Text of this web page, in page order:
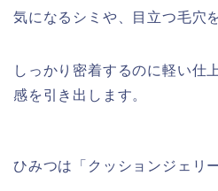
気になるシミや、目立つ毛穴
しっかり密着するのに軽い仕
感を引き出します。
ひみつは「クッションジェリ